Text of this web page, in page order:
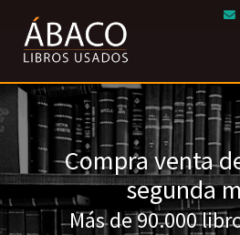
Compra venta
segunda
Más de 90.000